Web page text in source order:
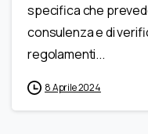
specifica che
consulenza e di
regolamenti...
8 Aprile 2024